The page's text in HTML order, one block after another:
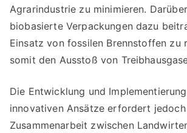
Agrarindustrie zu minimieren.
biobasierte Verpackungen dazu
Einsatz von fossilen Brennstoffen zu
somit den Ausstoß von
Die Entwicklung und
innovativen Ansätze erfordert jedoch
Zusammenarbeit zwischen